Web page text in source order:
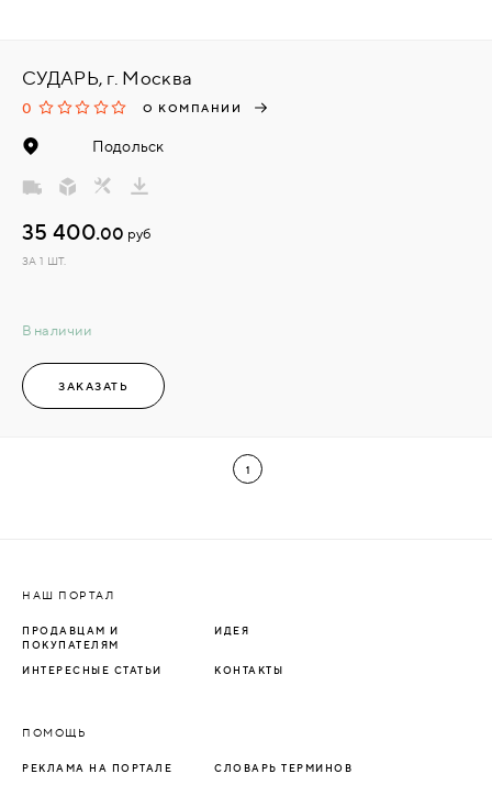
СУДАРЬ, г. Москва
0 О КОМПАНИИ
Подольск
В наличии
35 400.00 руб
ЗА 1 ШТ.
ЗАКАЗАТЬ
1
НАШ ПОРТАЛ
ПРОДАВЦАМ И
ПОКУПАТЕЛЯМ
ИДЕЯ
ИНТЕРЕСНЫЕ СТАТЬИ КОНТАКТЫ
ПОМОЩЬ
РЕКЛАМА НА ПОРТАЛЕ СЛОВАРЬ ТЕРМИНОВ